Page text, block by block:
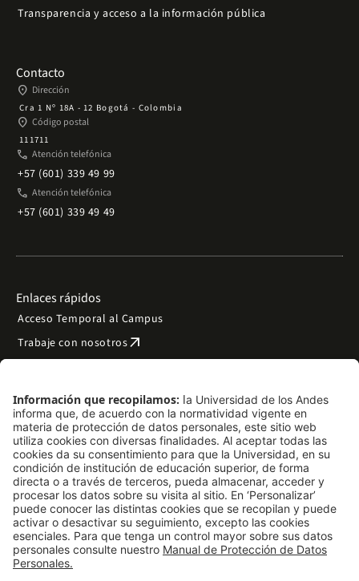
Transparencia y acceso a la información pública
Contacto
place Dirección
Cra 1 Nº 18A - 12 Bogotá - Colombia
place Código postal
111711
phone Atención telefónica
+57 (601) 339 49 99
phone Atención telefónica
+57 (601) 339 49 49
Enlaces rápidos
Acceso Temporal al Campus
Trabaje con nosotrosarrow_outward
Preguntas frecuentes
Filantropía y donacionesarrow_outward
Mapa del sitio arrow_outward
Síguenos
LinkedIn
Instagram
Facebook